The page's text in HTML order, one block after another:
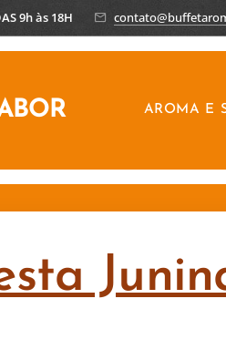
9h às 18H
AROMA E